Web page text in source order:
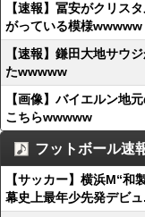
【速報】冨安がクリス
がっている模様wwwww
【速報】鎌田大地サウ
たwwwww
【画像】バイエルン地
こちらwwwww
フットボール速
【サッカー】横浜M“
幕史上最年少先発デビュ